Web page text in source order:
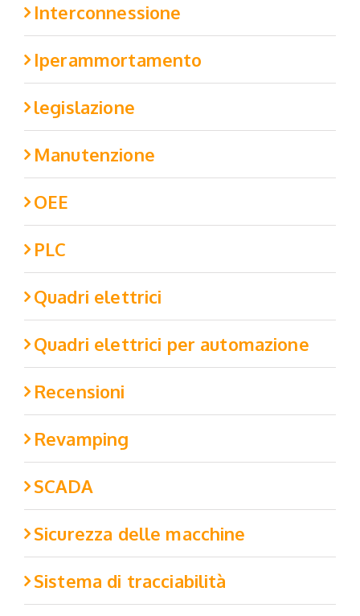
Interconnessione
Iperammortamento
legislazione
Manutenzione
OEE
PLC
Quadri elettrici
Quadri elettrici per automazione
Recensioni
Revamping
SCADA
Sicurezza delle macchine
Sistema di tracciabilità